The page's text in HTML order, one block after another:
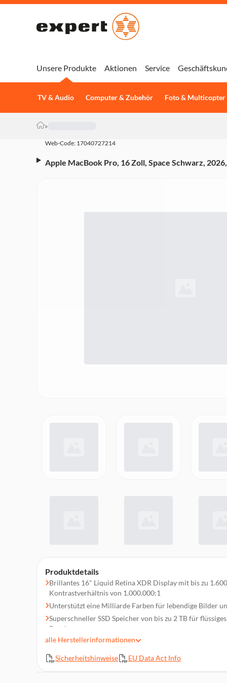
Unsere Produkte
TV & Audio Computer & Zubehör Foto & Multicopter
Aktionen Service
»
Web-Code: 17040727214
Apple MacBook Pro, 16 Zoll, Space Schwarz,
Produktdetails
Brillantes 16" Liquid Retina XDR Display mit bis zu
Kontrastverhältnis von 1.000.000:1
Unterstützt eine Milliarde Farben für lebendige Bilder
Superschneller SSD Speicher von bis zu 2 TB für
Dateien
Bis zu 64 GB gemeinsamer Arbeitsspeicher für
Angetrieben von M5 Pro oder M5 Max Chips mit
Engine
alle Herstellerinformationen
Sicherheitshinweise EU Data Act Info